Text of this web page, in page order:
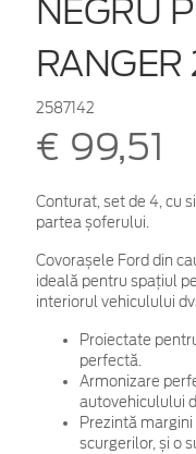
NEGRU
2587142
€ 99,51
Conturat, set de 4, cu
partea șoferului.
Covorașele Ford din
ideală pentru spațiul
interiorul vehiculului
Proiectate
perfectă.
Armonizare
autovehiculului
Prezintă
scurgerilor, și o